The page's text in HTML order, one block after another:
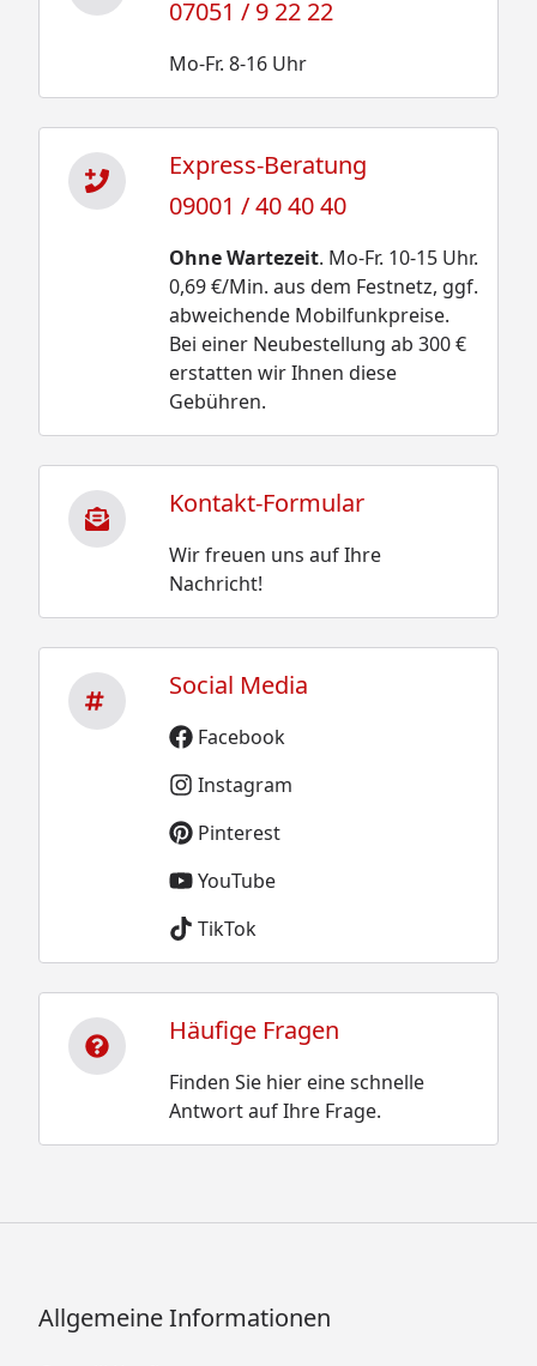
07051 / 9 22 22
Mo-Fr. 8-16 Uhr
Express-Beratung
09001 / 40 40 40
Ohne Wartezeit. Mo-Fr. 10-15 Uhr.
0,69 €/Min. aus dem Festnetz, ggf.
abweichende Mobilfunkpreise.
Bei einer Neubestellung ab 300 €
erstatten wir Ihnen diese
Gebühren.
Kontakt-Formular
Wir freuen uns auf Ihre
Nachricht!
Social Media
Facebook
Instagram
Pinterest
YouTube
TikTok
Häufige Fragen
Finden Sie hier eine schnelle
Antwort auf Ihre Frage.
Allgemeine Informationen